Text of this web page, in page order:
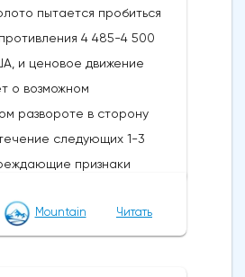
пытается пробиться
4 485-4 500
и ценовое движение
о возможном
развороте в сторону
следующих 1-3
признаки
уровня коррекции
медвежьей
Mountain Читать